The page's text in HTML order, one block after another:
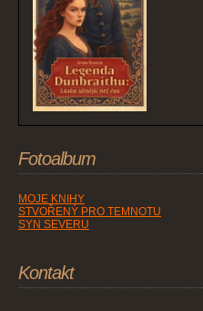
Fotoalbum
MOJE KNIHY
STVOŘENÝ PRO TEMNOTU
SYN SEVERU
Kontakt